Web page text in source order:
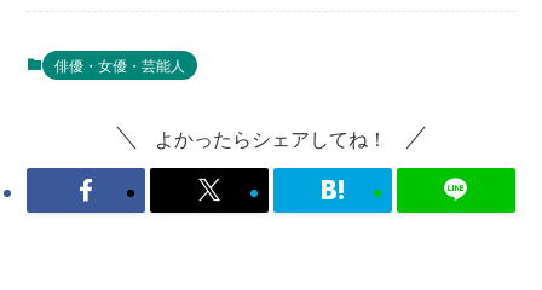
俳優・女優・芸能人
よかったらシェアしてね！